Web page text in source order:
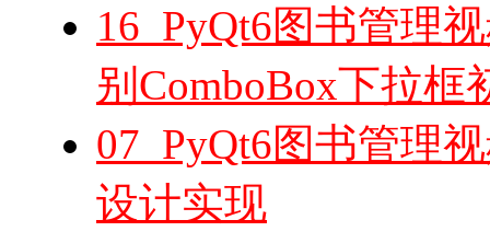
16_PyQt6图书管理
别ComboBox下拉框
07_PyQt6图书管理
设计实现